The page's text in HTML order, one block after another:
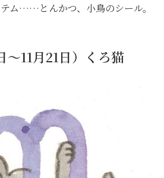
ム……とんかつ、小鳥のシール。
～11月21日）くろ猫